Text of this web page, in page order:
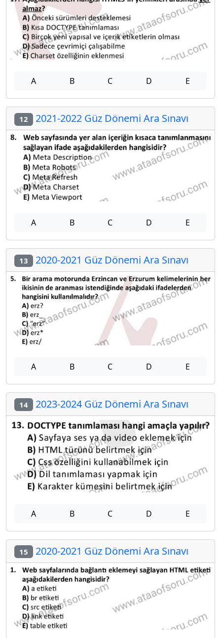
A B C D E
12 2021-2022 Güz Dönemi Ara Sınavı
A B C D E
13 2020-2021 Güz Dönemi Ara Sınavı
A B C D E
14 2023-2024 Güz Dönemi Ara Sınavı
A B C D E
15 2020-2021 Güz Dönemi Ara Sınavı